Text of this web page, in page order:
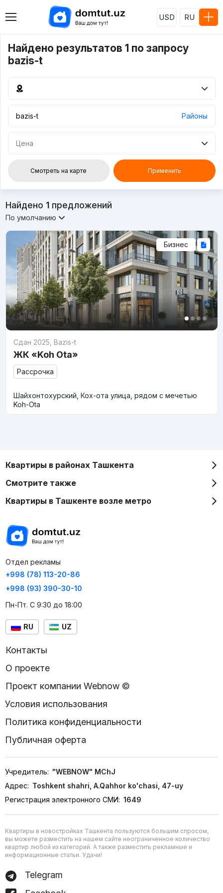
USD RU
Найдено результатов 1 по запросу
bazis-t
Районы
Цена
Смотреть на карте Применить
Найдено 1предложений
По умолчанию
Бизнес
Сдан 2025 Bazis-t
ЖК «Koh Ota»
Рассрочка
Шайхонтохурский, Кох-ота улица, рядом с мечетью
Koh-Ota
Квартиры в районах Ташкента
Смотрите также
Квартиры в Ташкенте возле метро
Отдел рекламы
+998 (78) 113-20-86
+998 (93) 390-30-10
Пн-Пт. С 9:30 до 18:00
RU UZ
Контакты
О проекте
Проект компании Webnow ©
Условия использования
Политика конфиденциальности
Публичная оферта
Учредитель: "WEBNOW" MChJ
Адрес: Toshkent shahri, A.Qahhor ko'chasi, 47-uy
Регистрация электронного СМИ: 1649
Квартиры в новостройках Ташкента пользуются большим спросом,
вы можете разместить на нашем сайте неограниченное количество
квартир любой из категорий. А также разместить рекламные и
информационные статьи. Удачи!
Telegram